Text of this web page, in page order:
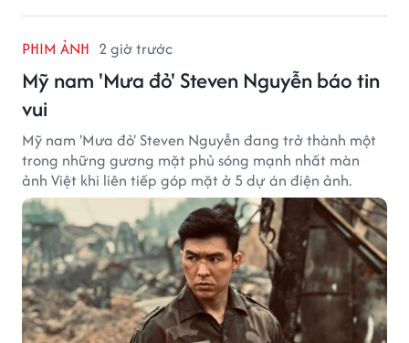
PHIM ẢNH 2 giờ trước
Mỹ nam 'Mưa đỏ' Steven Nguyễn báo tin
vui
Mỹ nam 'Mưa đỏ' Steven Nguyễn đang trở thành một
trong những gương mặt phủ sóng mạnh nhất màn
ảnh Việt khi liên tiếp góp mặt ở 5 dự án điện ảnh.